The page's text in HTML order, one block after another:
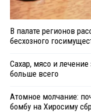
В палате регионов
бесхозного
Сахар, мясо и
больше всего
Атомное молчание:
бомбу на Хиросиму